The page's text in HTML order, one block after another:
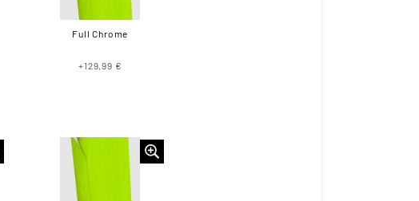
Full Chrome
+129,99 €